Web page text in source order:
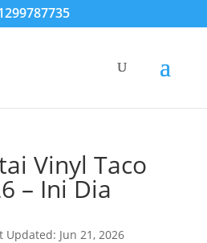
Vinyl Taco
– Ini Dia
Updated: Jun 21, 2026